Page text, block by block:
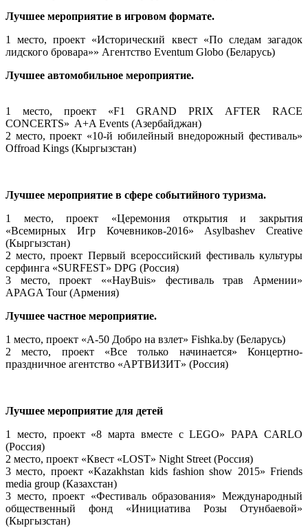
Лучшее мероприятие в игровом формате.
1 место, проект «Исторический квест «По следам загадок
лидского бровара»» Агентство Eventum Globo (Беларусь)
Лучшее автомобильное мероприятие.
1 место, проект «F1 GRAND PRIX AFTER RACE
CONCERTS» A+A Events (Азербайджан)
2 место, проект «10-й юбилейный внедорожный фестиваль»
Offroad Kings (Кыргызстан)
Лучшее мероприятие в сфере событийного туризма.
1 место, проект «Церемония открытия и закрытия
«Всемирных Игр Кочевников-2016» Asylbashev Creative
(Кыргызстан)
2 место, проект Первый всероссийский фестиваль культуры
серфинга «SURFEST» DPG (Россия)
3 место, проект ««HayBuis» фестиваль трав Армении»
APAGA Tour (Армения)
Лучшее частное мероприятие.
1 место, проект «А-50 Добро на взлет» Fishka.by (Беларусь)
2 место, проект «Все только начинается» Концертно-
праздничное агентство «АРТВИЗИТ» (Россия)
Лучшее мероприятие для детей
1 место, проект «8 марта вместе с LEGO» PAPA CARLO
(Россия)
2 место, проект «Квест «LOST» Night Street (Россия)
3 место, проект «Kazakhstan kids fashion show 2015» Friends
media group (Казахстан)
3 место, проект «Фестиваль образования» Международный
общественный фонд «Инициатива Розы Отунбаевой»
(Кыргызстан)